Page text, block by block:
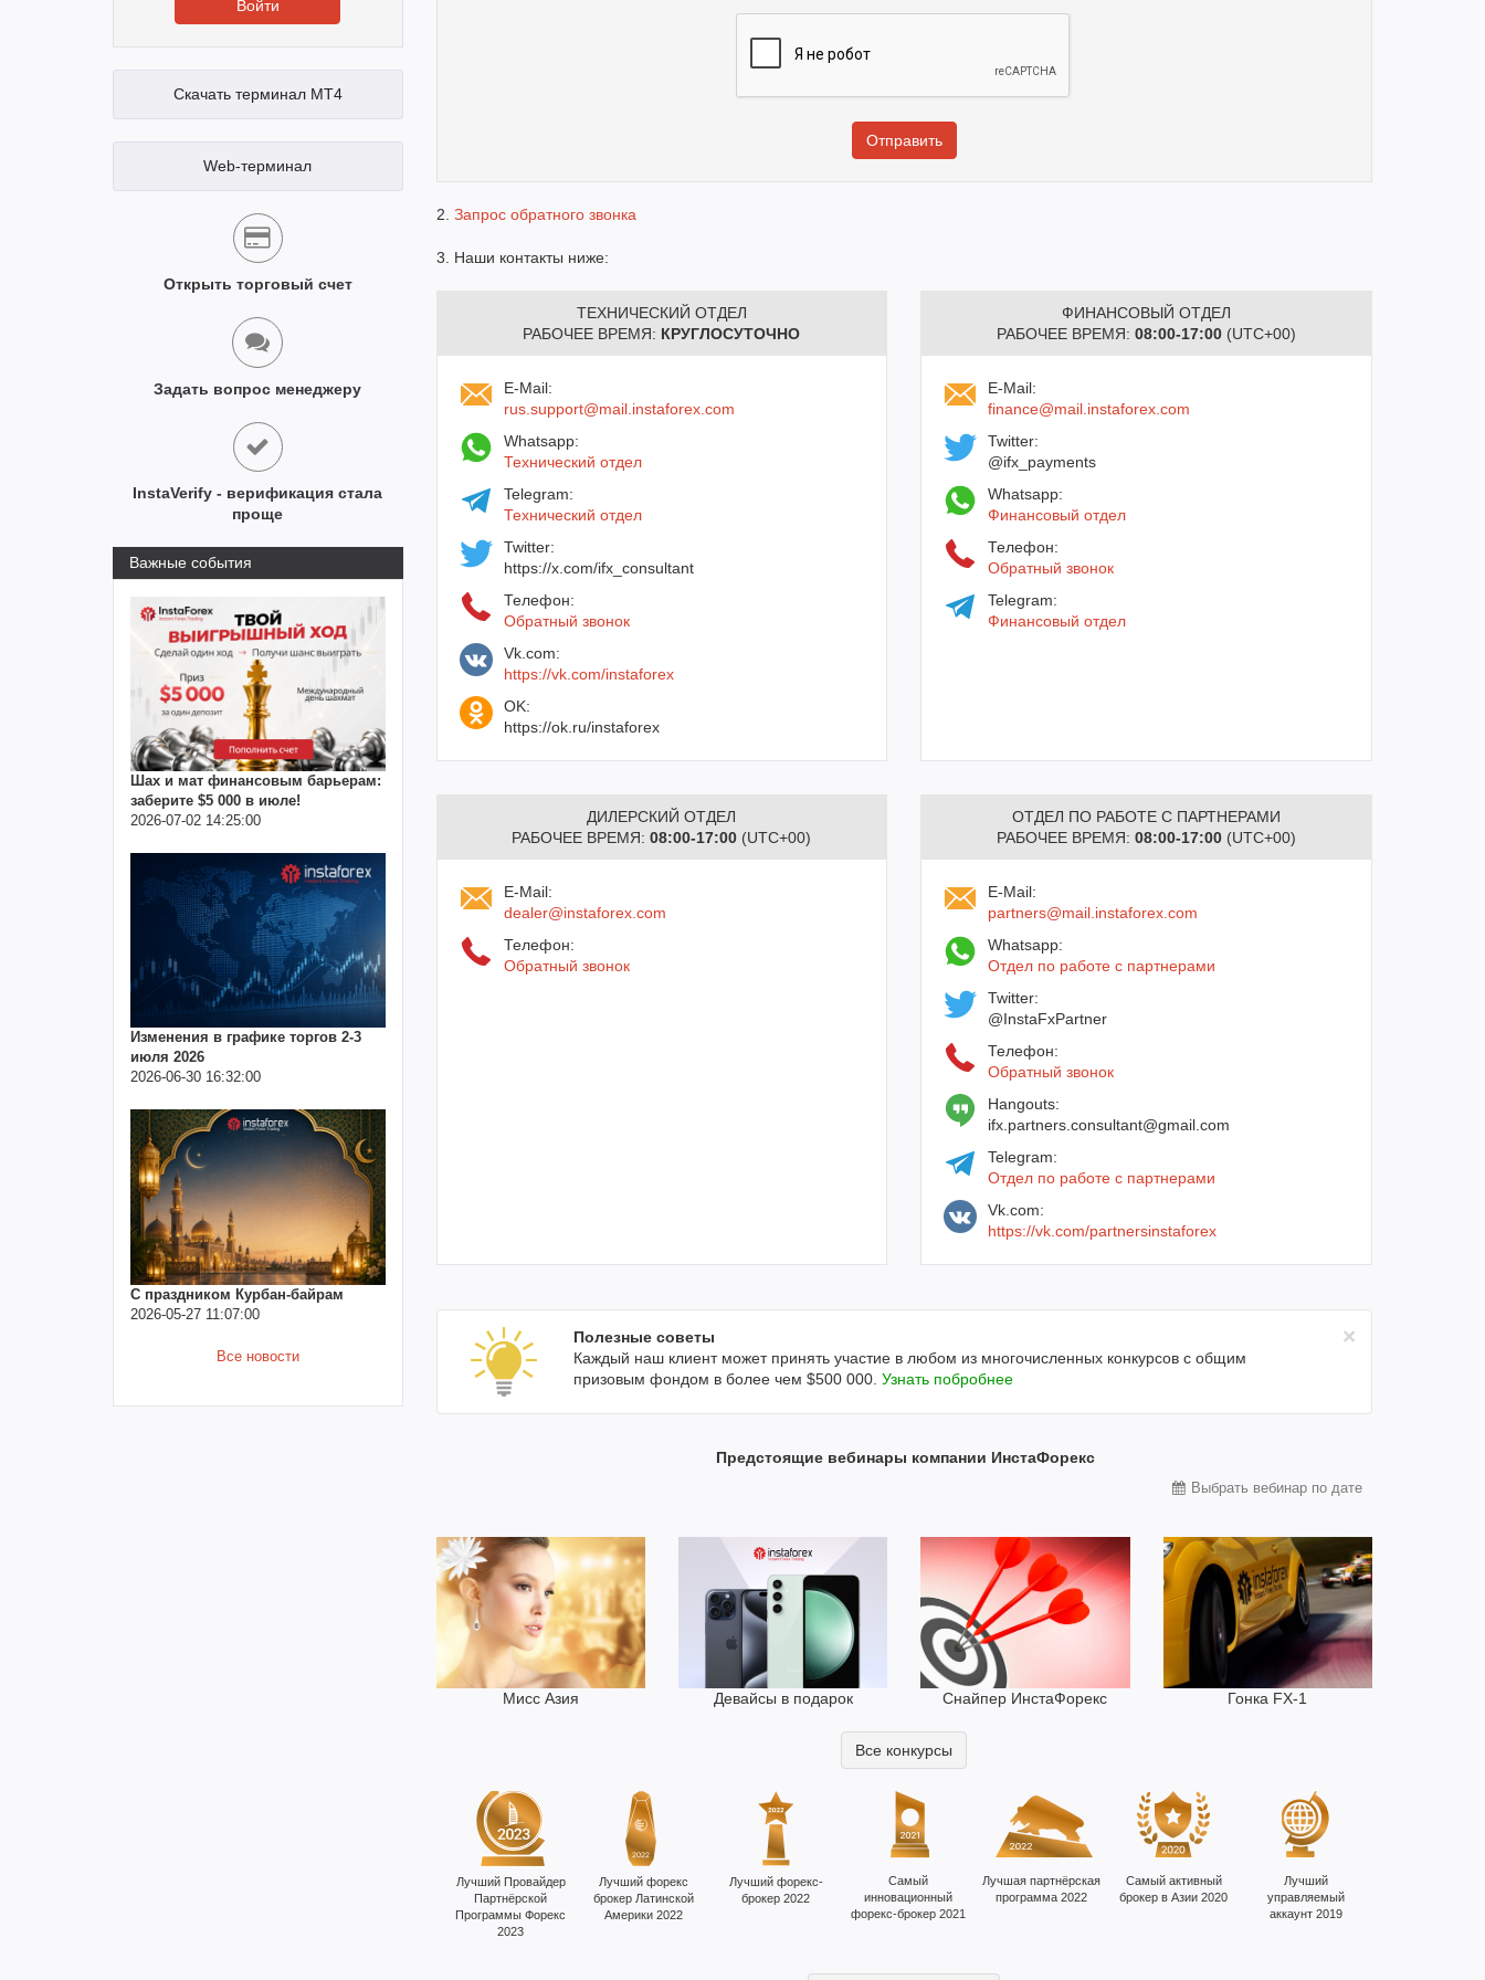
Войти
Скачать терминал MT4
Web-терминал
Открыть торговый счет
Задать вопрос менеджеру
InstaVerify - верификация стала
проще
Важные события
Шах и мат финансовым барьерам:
заберите $5 000 в июле!
2026-07-02 14:25:00
Изменения в графике торгов 2-3
июля 2026
2026-06-30 16:32:00
С праздником Курбан-байрам
2026-05-27 11:07:00
Все новости
2. Запрос обратного звонка
3. Наши контакты ниже:
ТЕХНИЧЕСКИЙ ОТДЕЛ
РАБОЧЕЕ ВРЕМЯ: КРУГЛОСУТОЧНО
E-Mail:
rus.support@mail.instaforex.com
Whatsapp:
Технический отдел
Telegram:
Технический отдел
Twitter:
https://x.com/ifx_consultant
Телефон:
Обратный звонок
Vk.com:
https://vk.com/instaforex
OK:
https://ok.ru/instaforex
ФИНАНСОВЫЙ ОТДЕЛ
РАБОЧЕЕ ВРЕМЯ:08:00-17:00 (UTC+00)
E-Mail:
finance@mail.instaforex.com
Twitter:
@ifx_payments
Whatsapp:
Финансовый отдел
Телефон:
Обратный звонок
Telegram:
Финансовый отдел
ДИЛЕРСКИЙ ОТДЕЛ
РАБОЧЕЕ ВРЕМЯ:08:00-17:00 (UTC+00)
E-Mail:
dealer@instaforex.com
Телефон:
Обратный звонок
ОТДЕЛ ПО РАБОТЕ С ПАРТНЕРАМИ
РАБОЧЕЕ ВРЕМЯ:08:00-17:00 (UTC+00)
E-Mail:
partners@mail.instaforex.com
Whatsapp:
Отдел по работе с партнерами
Twitter:
@InstaFxPartner
Телефон:
Обратный звонок
Hangouts:
ifx.partners.consultant@gmail.com
Telegram:
Отдел по работе с партнерами
Vk.com:
https://vk.com/partnersinstaforex
Полезные советы
Каждый наш клиент может принять участие в любом из многочисленных конкурсов с общим
призовым фондом в более чем $500 000.Узнать побробнее
×
Мисс Азия Девайсы в подарок Снайпер ИнстаФорекс Гонка FX-1
Все конкурсы
Лучший
управляемый
аккаунт 2019
Самый активный
брокер в Азии 2020
Лучшая партнёрская
программа 2022
Самый
инновационный
форекс-брокер 2021
Лучший форекс-
брокер 2022
Лучший форекс
брокер Латинской
Америки 2022
Лучший Провайдер
Партнёрской
Программы Форекс
2023